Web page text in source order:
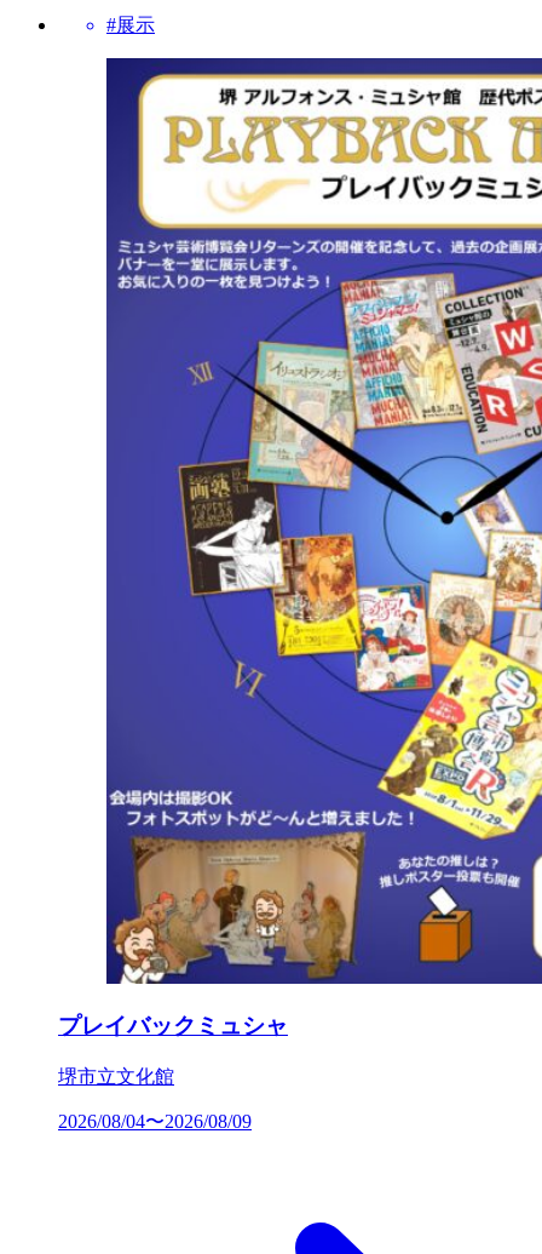
#展示
プレイバックミュシャ
堺市立文化館
2026/08/04〜2026/08/09